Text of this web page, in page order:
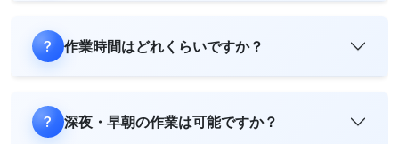
作業時間はどれくらいですか？
深夜・早朝の作業は可能ですか？